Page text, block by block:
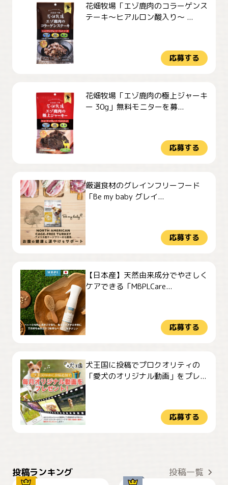
花畑牧場「エゾ鹿肉のコラーゲンス
テーキ～ヒアルロン酸入り～ ...
応募する
花畑牧場「エゾ鹿肉の極上ジャーキ
ー 30g」無料モニターを募...
応募する
厳選食材のグレインフリーフード
「Be my baby グレイ...
応募する
【日本産】天然由来成分でやさしく
ケアできる「MBPLCare...
応募する
犬王国に投稿でプロクオリティの
「愛犬のオリジナル動画」をプレ...
応募する
投稿ランキング 投稿一覧